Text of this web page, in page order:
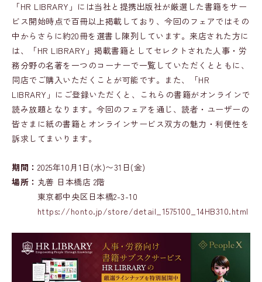
「HR LIBRARY」には当社と提携出版社が厳選した書籍をサー
ビス開始時点で百冊以上掲載しており、今回のフェアではその
中からさらに約20冊を選書し陳列しています。来店された方に
は、「HR LIBRARY」掲載書籍としてセレクトされた人事・労
務分野の名著を一つのコーナーで一覧していただくとともに、
同店でご購入いただくことが可能です。また、「HR
LIBRARY」にご登録いただくと、これらの書籍がオンラインで
読み放題となります。今回のフェアを通じ、読者・ユーザーの
皆さまに紙の書籍とオンラインサービス双方の魅力・利便性を
訴求してまいります。
期間： 2025年10月1日(水)〜31日(金)
場所： 丸善 日本橋店 2階
東京都中央区日本橋2-3-10
https://honto.jp/store/detail_1575100_14HB310.html